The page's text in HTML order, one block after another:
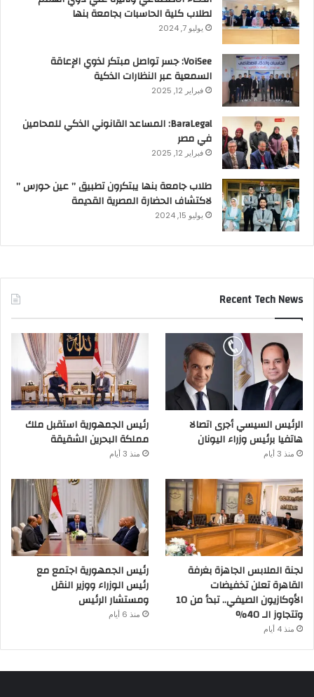
لطلاب كلية الحاسبات بجامعة بنها
يوليو 7, 2024
VoiSee: جسر تواصل مبتكر لذوي الإعاقة
السمعية عبر النظارات الذكية
فبراير 12, 2025
BaraLegal: المساعد القانوني الذكي للمحامين
في مصر
فبراير 12, 2025
طلاب جامعة بنها يبتكرون تطبيق ” عين حورس ”
لاكتشاف الحضارة المصرية القديمة
يوليو 15, 2024
Recent Tech News
الرئيس السيسي أجرى اتصالا
هاتفيا برئيس وزراء اليونان
منذ 3 أيام
رئيس الجمهورية استقبل ملك
مملكة البحرين الشقيقة
منذ 3 أيام
لجنة الملابس الجاهزة بغرفة
القاهرة تعلن تخفيضات
الأوكازيون الصيفي.. تبدأ من 10
وتتجاوز الـ 40%
منذ 4 أيام
رئيس الجمهورية اجتمع مع
رئيس الوزراء ووزير النقل
ومستشار الرئيس
منذ 6 أيام